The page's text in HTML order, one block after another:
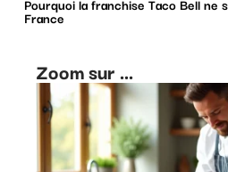
Pourquoi la franchise Taco Bell ne
France
Zoom sur ...